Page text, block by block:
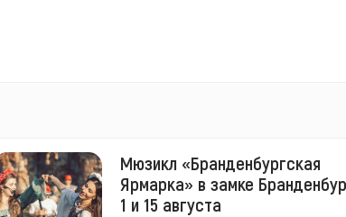
Мюзикл «Бранденбургская
Ярмарка» в замке
1 и 15 августа